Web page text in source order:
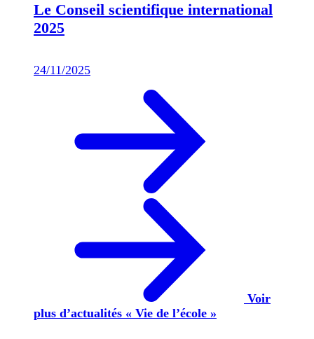
Le Conseil scientifique international
2025
24/11/2025
Voir
plus d’actualités « Vie de l’école »